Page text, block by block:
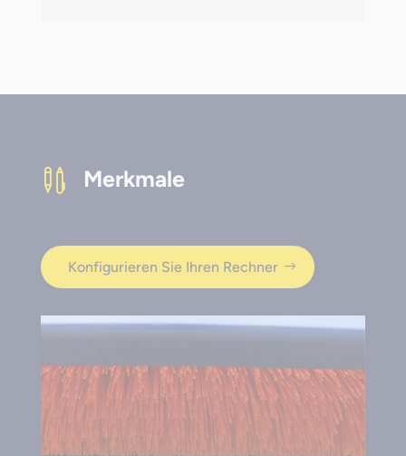
 Merkmale
Konfigurieren Sie Ihren Rechner